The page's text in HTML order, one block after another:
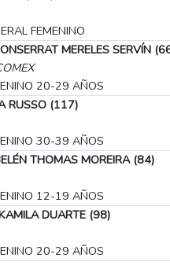
FEMENINO
MERELES SERVÍN
20-29 AÑOS
RUSSO (117)
30-39 AÑOS
THOMAS MOREIRA (84)
12-19 AÑOS
DUARTE (98)
20-29 AÑOS